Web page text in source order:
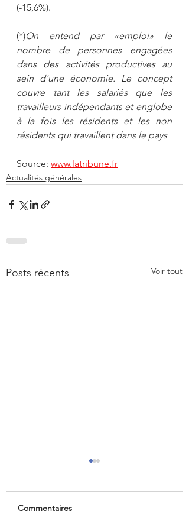
(-15,6%).
(*)On entend par «emploi» le
nombre de personnes engagées
dans des activités productives au
sein d'une économie. Le concept
couvre tant les salariés que les
travailleurs indépendants et englobe
à la fois les résidents et les non
résidents qui travaillent dans le pays
Source: www.latribune.fr
Actualités générales
Posts récents Voir tout
Commentaires